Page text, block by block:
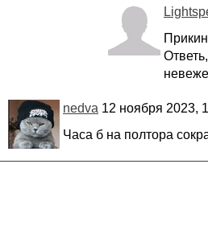
nedva 12 ноября 2023,
Часа б на полтора